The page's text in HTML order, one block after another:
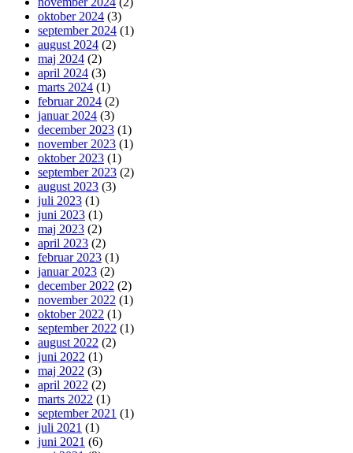
oktober 2024 (3)
september 2024 (1)
august 2024 (2)
maj 2024 (2)
april 2024 (3)
marts 2024 (1)
februar 2024 (2)
januar 2024 (3)
december 2023 (1)
november 2023 (1)
oktober 2023 (1)
september 2023 (2)
august 2023 (3)
juli 2023 (1)
juni 2023 (1)
maj 2023 (2)
april 2023 (2)
februar 2023 (1)
januar 2023 (2)
december 2022 (2)
november 2022 (1)
oktober 2022 (1)
september 2022 (1)
august 2022 (2)
juni 2022 (1)
maj 2022 (3)
april 2022 (2)
marts 2022 (1)
september 2021 (1)
juli 2021 (1)
juni 2021 (6)